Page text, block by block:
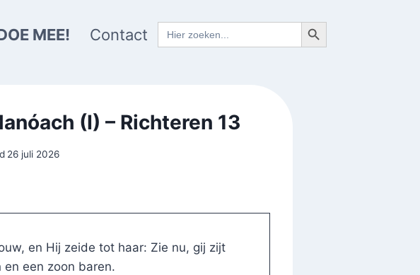
MEE! Contact
Zoek
naar:
Zoekknop
(I) – Richteren 13
26 juli 2026
en Hij zeide tot haar: Zie nu, gij zijt
een zoon baren.